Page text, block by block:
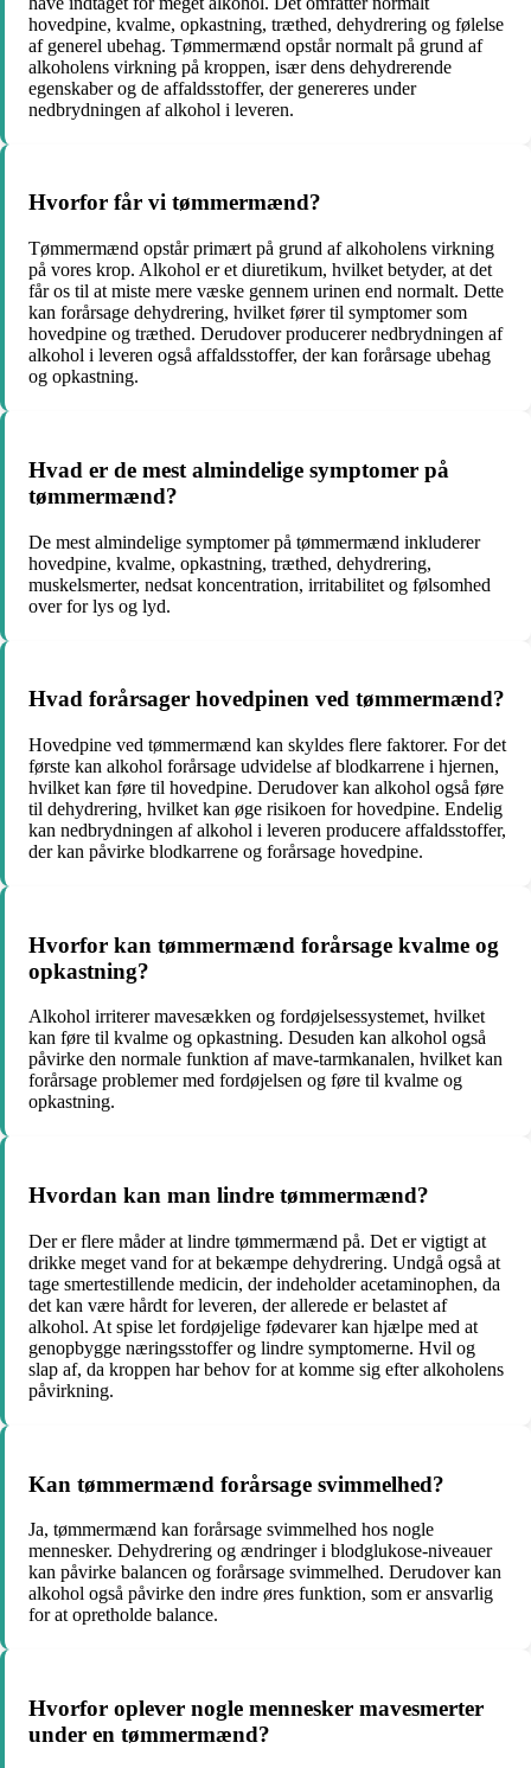
hovedpine, kvalme, opkastning, træthed, dehydrering og følelse
af generel ubehag. Tømmermænd opstår normalt på grund af
alkoholens virkning på kroppen, især dens dehydrerende
egenskaber og de affaldsstoffer, der genereres under
nedbrydningen af alkohol i leveren.
Hvorfor får vi tømmermænd?
Tømmermænd opstår primært på grund af alkoholens virkning
på vores krop. Alkohol er et diuretikum, hvilket betyder, at det
får os til at miste mere væske gennem urinen end normalt. Dette
kan forårsage dehydrering, hvilket fører til symptomer som
hovedpine og træthed. Derudover producerer nedbrydningen af
alkohol i leveren også affaldsstoffer, der kan forårsage ubehag
og opkastning.
Hvad er de mest almindelige symptomer på
tømmermænd?
De mest almindelige symptomer på tømmermænd inkluderer
hovedpine, kvalme, opkastning, træthed, dehydrering,
muskelsmerter, nedsat koncentration, irritabilitet og følsomhed
over for lys og lyd.
Hvad forårsager hovedpinen ved tømmermænd?
Hovedpine ved tømmermænd kan skyldes flere faktorer. For det
første kan alkohol forårsage udvidelse af blodkarrene i hjernen,
hvilket kan føre til hovedpine. Derudover kan alkohol også føre
til dehydrering, hvilket kan øge risikoen for hovedpine. Endelig
kan nedbrydningen af alkohol i leveren producere affaldsstoffer,
der kan påvirke blodkarrene og forårsage hovedpine.
Hvorfor kan tømmermænd forårsage kvalme og
opkastning?
Alkohol irriterer mavesækken og fordøjelsessystemet, hvilket
kan føre til kvalme og opkastning. Desuden kan alkohol også
påvirke den normale funktion af mave-tarmkanalen, hvilket kan
forårsage problemer med fordøjelsen og føre til kvalme og
opkastning.
Hvordan kan man lindre tømmermænd?
Der er flere måder at lindre tømmermænd på. Det er vigtigt at
drikke meget vand for at bekæmpe dehydrering. Undgå også at
tage smertestillende medicin, der indeholder acetaminophen, da
det kan være hårdt for leveren, der allerede er belastet af
alkohol. At spise let fordøjelige fødevarer kan hjælpe med at
genopbygge næringsstoffer og lindre symptomerne. Hvil og
slap af, da kroppen har behov for at komme sig efter alkoholens
påvirkning.
Kan tømmermænd forårsage svimmelhed?
Ja, tømmermænd kan forårsage svimmelhed hos nogle
mennesker. Dehydrering og ændringer i blodglukose-niveauer
kan påvirke balancen og forårsage svimmelhed. Derudover kan
alkohol også påvirke den indre øres funktion, som er ansvarlig
for at opretholde balance.
Hvorfor oplever nogle mennesker mavesmerter
under en tømmermænd?